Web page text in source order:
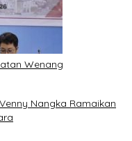
Wenang
Nangka Ramaikan